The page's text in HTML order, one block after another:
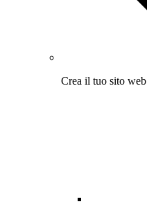
Crea il tuo sito web